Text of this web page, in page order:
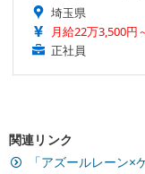
埼玉県
月給22万3,500円
正社員
関連リンク
「アズールレーン×